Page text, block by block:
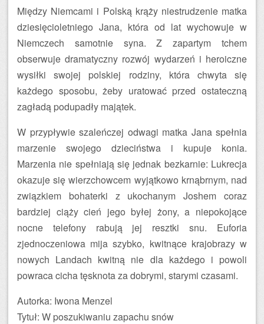
Między Niemcami i Polską krąży niestrudzenie matka
dziesięcioletniego Jana, która od lat wychowuje w
Niemczech samotnie syna. Z zapartym tchem
obserwuje dramatyczny rozwój wydarzeń i heroiczne
wysiłki swojej polskiej rodziny, która chwyta się
każdego sposobu, żeby uratować przed ostateczną
zagładą podupadły majątek.
W przypływie szaleńczej odwagi matka Jana spełnia
marzenie swojego dzieciństwa i kupuje konia.
Marzenia nie spełniają się jednak bezkarnie: Lukrecja
okazuje się wierzchowcem wyjątkowo krnąbrnym, nad
związkiem bohaterki z ukochanym Joshem coraz
bardziej ciąży cień jego byłej żony, a niepokojące
nocne telefony rabują jej resztki snu. Euforia
zjednoczeniowa mija szybko, kwitnące krajobrazy w
nowych Landach kwitną nie dla każdego i powoli
powraca cicha tęsknota za dobrymi, starymi czasami.
Autorka: Iwona Menzel
Tytuł: W poszukiwaniu zapachu snów